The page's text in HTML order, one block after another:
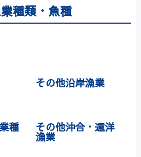
種類・魚種
その他沿岸漁業
種 その他沖合・遠洋
漁業